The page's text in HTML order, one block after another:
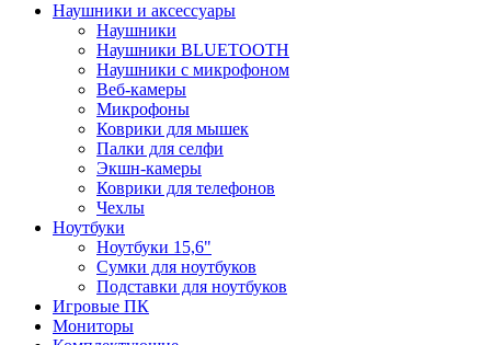
Наушники и аксессуары
Наушники
Наушники BLUETOOTH
Наушники с микрофоном
Веб-камеры
Микрофоны
Коврики для мышек
Палки для селфи
Экшн-камеры
Коврики для телефонов
Чехлы
Ноутбуки
Ноутбуки 15,6"
Сумки для ноутбуков
Подставки для ноутбуков
Игровые ПК
Мониторы